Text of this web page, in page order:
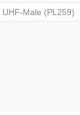
UHF-Male (PL259)